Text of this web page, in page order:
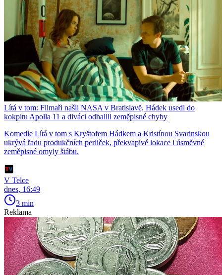
Lítá v tom: Filmaři našli NASA v Bratislavě, Hádek usedl do
kokpitu Apolla 11 a diváci odhalili zeměpisné chyby
Komedie Lítá v tom s Kryštofem Hádkem a Kristínou Svarinskou
ukrývá řadu produkčních perliček, překvapivé lokace i úsměvné
zeměpisné omyly štábu.
V Telce
dnes, 16:49
3 min
Reklama